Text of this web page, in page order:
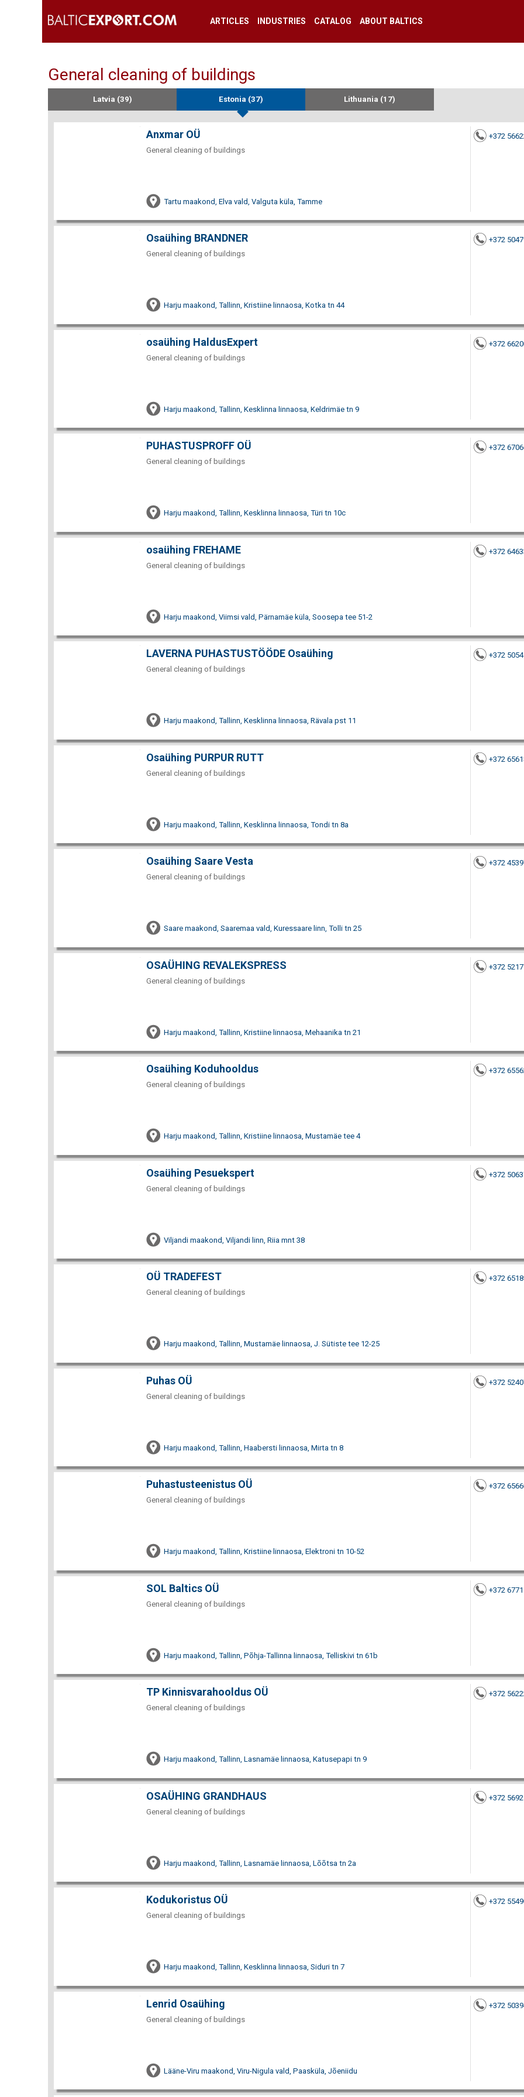
ARTICLES INDUSTRIES CATALOG ABOUT BALTICS
General cleaning of buildings
Latvia (39) Estonia (37) Lithuania (17)
Anxmar OÜ
General cleaning of buildings
Tartu maakond, Elva vald, Valguta küla, Tamme
+372
Osaühing BRANDNER
General cleaning of buildings
Harju maakond, Tallinn, Kristiine linnaosa, Kotka tn 44
+372
osaühing HaldusExpert
General cleaning of buildings
Harju maakond, Tallinn, Kesklinna linnaosa, Keldrimäe tn 9
+372
PUHASTUSPROFF OÜ
General cleaning of buildings
Harju maakond, Tallinn, Kesklinna linnaosa, Türi tn 10c
+372
osaühing FREHAME
General cleaning of buildings
Harju maakond, Viimsi vald, Pärnamäe küla, Soosepa tee 51-2
+372
LAVERNA PUHASTUSTÖÖDE Osaühing
General cleaning of buildings
Harju maakond, Tallinn, Kesklinna linnaosa, Rävala pst 11
+372
Osaühing PURPUR RUTT
General cleaning of buildings
Harju maakond, Tallinn, Kesklinna linnaosa, Tondi tn 8a
+372
Osaühing Saare Vesta
General cleaning of buildings
Saare maakond, Saaremaa vald, Kuressaare linn, Tolli tn 25
+372
OSAÜHING REVALEKSPRESS
General cleaning of buildings
Harju maakond, Tallinn, Kristiine linnaosa, Mehaanika tn 21
+372
Osaühing Koduhooldus
General cleaning of buildings
Harju maakond, Tallinn, Kristiine linnaosa, Mustamäe tee 4
+372
Osaühing Pesuekspert
General cleaning of buildings
Viljandi maakond, Viljandi linn, Riia mnt 38
+372
OÜ TRADEFEST
General cleaning of buildings
Harju maakond, Tallinn, Mustamäe linnaosa, J. Sütiste tee 12-25
+372
Puhas OÜ
General cleaning of buildings
Harju maakond, Tallinn, Haabersti linnaosa, Mirta tn 8
+372
Puhastusteenistus OÜ
General cleaning of buildings
Harju maakond, Tallinn, Kristiine linnaosa, Elektroni tn 10-52
+372
SOL Baltics OÜ
General cleaning of buildings
Harju maakond, Tallinn, Põhja-Tallinna linnaosa, Telliskivi tn 61b
+372
TP Kinnisvarahooldus OÜ
General cleaning of buildings
Harju maakond, Tallinn, Lasnamäe linnaosa, Katusepapi tn 9
+372
OSAÜHING GRANDHAUS
General cleaning of buildings
Harju maakond, Tallinn, Lasnamäe linnaosa, Lõõtsa tn 2a
+372
Kodukoristus OÜ
General cleaning of buildings
Harju maakond, Tallinn, Kesklinna linnaosa, Siduri tn 7
+372
Lenrid Osaühing
General cleaning of buildings
Lääne-Viru maakond, Viru-Nigula vald, Paasküla, Jõeniidu
+372